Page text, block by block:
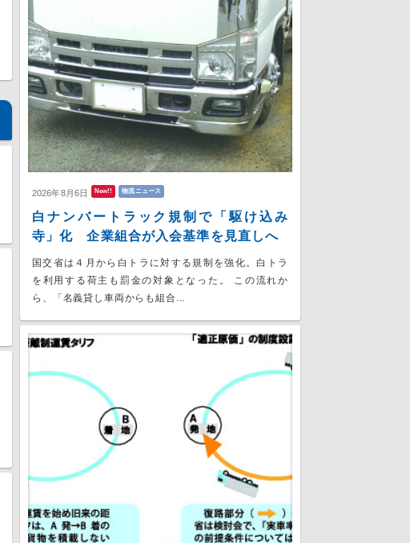
2026年8月6日 New!! 物流ニュース
白ナンバートラック規制で「駆け込み
寺」化 企業組合が入会基準を見直しへ
国交省は４月から白トラに対する規制を強化。白トラ
を利用する荷主も罰金の対象となった。 この流れか
ら、「名義貸し車両からも組合...